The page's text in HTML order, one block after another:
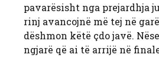
pavarësisht nga prejardhja
rinj avancojnë më tej në
dëshmon këtë çdo javë.
ngjarë që ai të arrijë në